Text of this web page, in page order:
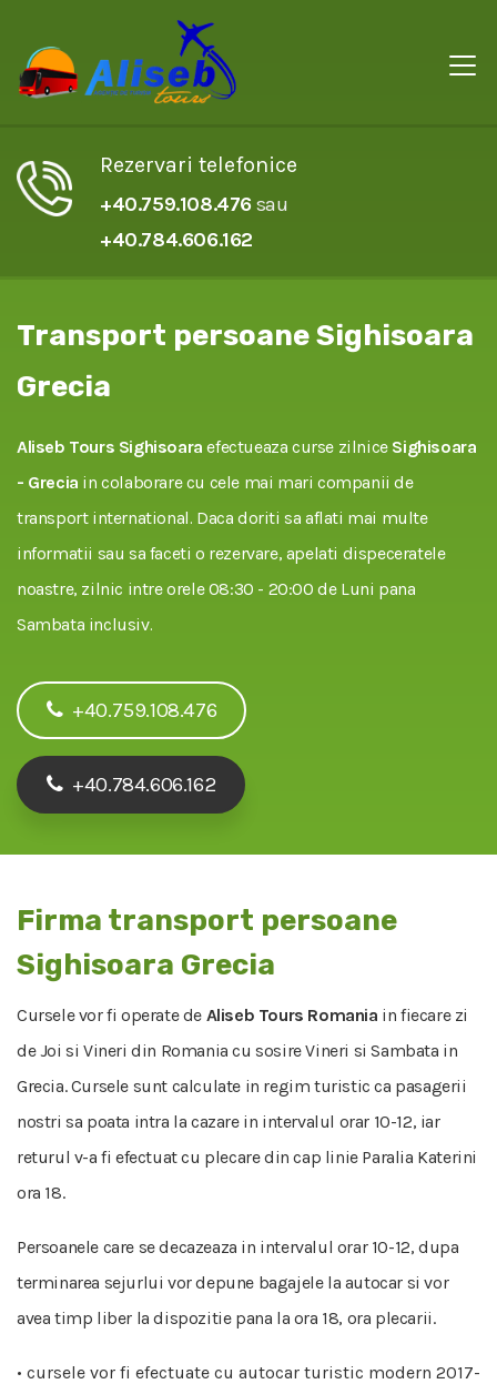
Rezervari telefonice
+40.759.108.476 sau
+40.784.606.162
Transport persoane Sighisoara
Grecia
Aliseb Tours Sighisoara efectueaza curse zilnice Sighisoara
- Grecia in colaborare cu cele mai mari companii de
transport international. Daca doriti sa aflati mai multe
informatii sau sa faceti o rezervare, apelati dispeceratele
noastre, zilnic intre orele 08:30 - 20:00 de Luni pana
Sambata inclusiv.
+40.759.108.476
+40.784.606.162
Firma transport persoane
Sighisoara Grecia
Cursele vor fi operate de Aliseb Tours Romania in fiecare zi
de Joi si Vineri din Romania cu sosire Vineri si Sambata in
Grecia. Cursele sunt calculate in regim turistic ca pasagerii
nostri sa poata intra la cazare in intervalul orar 10-12, iar
returul v-a fi efectuat cu plecare din cap linie Paralia Katerini
ora 18.
Persoanele care se decazeaza in intervalul orar 10-12, dupa
terminarea sejurlui vor depune bagajele la autocar si vor
avea timp liber la dispozitie pana la ora 18, ora plecarii.
• cursele vor fi efectuate cu autocar turistic modern 2017-